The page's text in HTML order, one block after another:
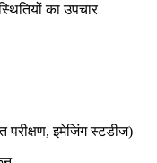
का उपचार
परीक्षण, इमेजिंग स्टडीज)